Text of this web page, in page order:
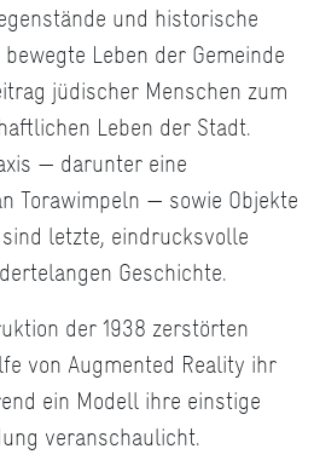
und historische
Leben der Gemeinde
jüdischer Menschen zum
Leben der Stadt.
— darunter eine
Torawimpeln — sowie Objekte
letzte, eindrucksvolle
Geschichte.
der 1938 zerstörten
von Augmented Reality ihr
ein Modell ihre einstige
veranschaulicht.